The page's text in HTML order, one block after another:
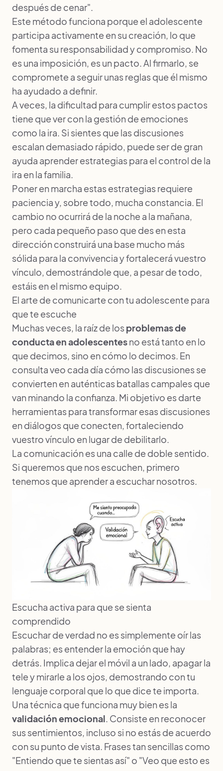
después de cenar".
Este método funciona porque el adolescente
participa activamente en su creación, lo que
fomenta su responsabilidad y compromiso. No
es una imposición, es un pacto. Al firmarlo, se
compromete a seguir unas reglas que él mismo
ha ayudado a definir.
A veces, la dificultad para cumplir estos pactos
tiene que ver con la gestión de emociones
como la ira. Si sientes que las discusiones
escalan demasiado rápido, puede ser de gran
ayuda aprender estrategias para el control de la
ira en la familia
Poner en marcha estas estrategias requiere
paciencia y, sobre todo, mucha constancia. El
cambio no ocurrirá de la noche a la mañana,
pero cada pequeño paso que des en esta
dirección construirá una base mucho más
sólida para la convivencia y fortalecerá vuestro
vínculo, demostrándole que, a pesar de todo,
estáis en el mismo equipo.
El arte de comunicarte con tu adolescente para
que te escuche
Muchas veces, la raíz de los problemas de
conducta en adolescentesno está tanto en lo
que decimos, sino en cómo lo decimos. En
consulta veo cada día cómo las discusiones se
convierten en auténticas batallas campales que
van minando la confianza. Mi objetivo es darte
herramientas para transformar esas discusiones
en diálogos que conecten, fortaleciendo
vuestro vínculo en lugar de debilitarlo.
La comunicación es una calle de doble sentido.
Si queremos que nos escuchen, primero
tenemos que aprender a escuchar nosotros.
Escucha activa para que se sienta
comprendido
Escuchar de verdad no es simplemente oír las
palabras; es entender la emoción que hay
detrás. Implica dejar el móvil a un lado, apagar la
tele y mirarle a los ojos, demostrando con tu
lenguaje corporal que lo que dice te importa.
Una técnica que funciona muy bien es la
validación emocional . Consiste en reconocer
sus sentimientos, incluso si no estás de acuerdo
con su punto de vista. Frases tan sencillas como
"Entiendo que te sientas así" o "Veo que esto es